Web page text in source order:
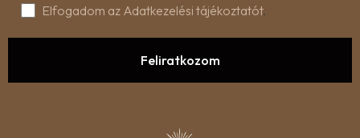
Elfogadom az Adatkezelési tájékoztatót.